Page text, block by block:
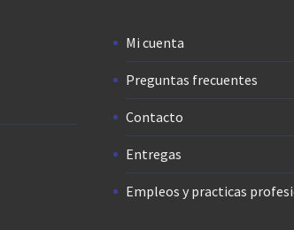
Mi cuenta
Preguntas frecuentes
Contacto
Entregas
Empleos y practicas